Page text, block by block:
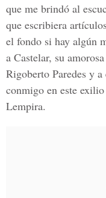
que me brindó al
que escribiera
el fondo si hay algún
a Castelar, su
Rigoberto Paredes y
conmigo en este
Lempira.